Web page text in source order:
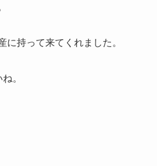
に持って来てくれました。
。